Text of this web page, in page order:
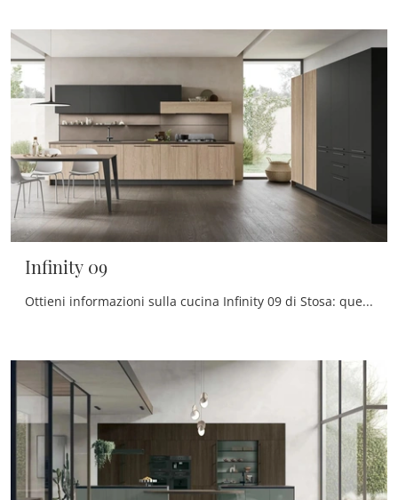
Infinity 09
Ottieni informazioni sulla cucina Infinity 09 di Stosa: questa soluzione in legno sarà la scelta ideale per te!